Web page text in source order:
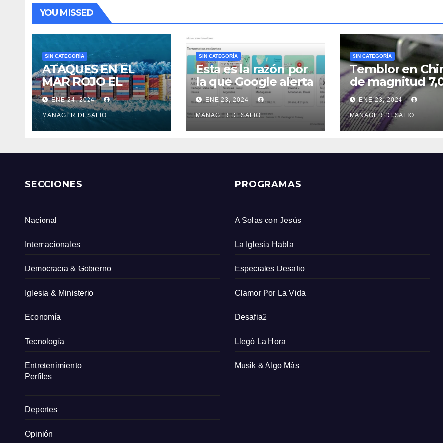
YOU MISSED
SIN CATEGORÍA
ATAQUES EN EL
MAR ROJO EL
COSTOSO DESVÍO
DE 6.500 KM
ENE 24, 2024
MANAGER.DESAFIO
SIN CATEGORÍA
Esta es la razón por
la que Google alerta
sobre un sismo
antes que el
Servicio Geológico
Colombiano
ENE 23, 2024
MANAGER.DESAFIO
SIN CATEGORÍA
Temblor en
de magnitud
sacudió la
de Xinjiang
ENE 23, 2024
MANAGER.DESAFIO
SECCIONES
Nacional
Internacionales
Democracia & Gobierno
Iglesia & Ministerio
Economía
Tecnología
Entretenimiento
Perfiles
Deportes
Opinión
PROGRAMAS
A Solas con Jesús
La Iglesia Habla
Especiales Desafio
Clamor Por La Vida
Desafia2
Llegó La Hora
Musik & Algo Más